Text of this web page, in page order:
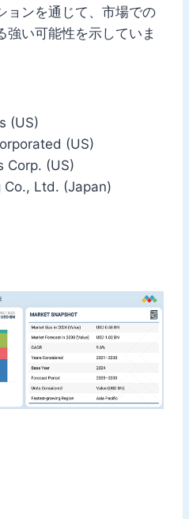
ョンを通じて、市場での
強い可能性を示していま
(US)
(US)
Corp. (US)
Ltd. (Japan)